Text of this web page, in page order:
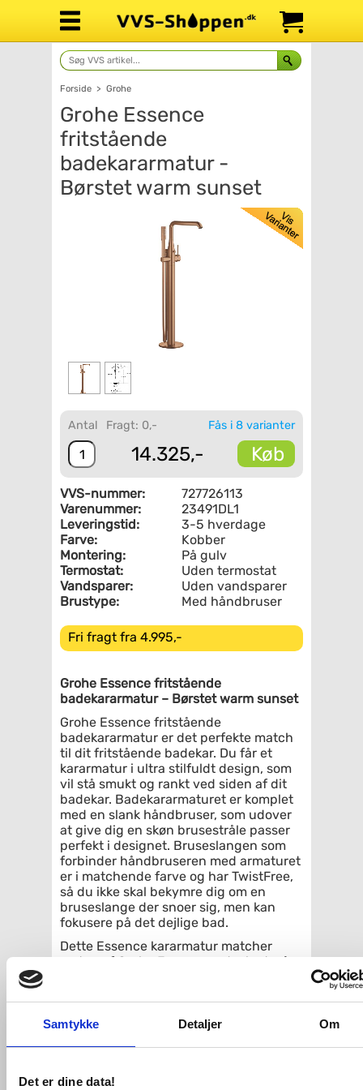
Samtykke Detaljer Om
Det er dine data!
Forside > Grohe
Grohe Essence
fritstående
badekararmatur -
Børstet warm sunset
Fås i 8 varianter
Antal Fragt: 0,-
14.325,- Køb
VVS-nummer:
727726113
Varenummer:
23491DL1
Leveringstid:
3-5 hverdage
Farve:
Kobber
Montering:
På gulv
Termostat:
Uden termostat
Vandsparer:
Uden vandsparer
Brustype:
Med håndbruser
Fri fragt fra 4.995,-
Grohe Essence fritstående
badekararmatur – Børstet warm sunset
Grohe Essence fritstående
badekararmatur er det perfekte match
til dit fritstående badekar. Du får et
kararmatur i ultra stilfuldt design, som
vil stå smukt og rankt ved siden af dit
badekar. Badekararmaturet er komplet
med en slank håndbruser, som udover
at give dig en skøn brusestråle passer
perfekt i designet. Bruseslangen som
forbinder håndbruseren med armaturet
er i matchende farve og har TwistFree,
så du ikke skal bekymre dig om en
bruseslange der snoer sig, men kan
fokusere på det dejlige bad.
Dette Essence kararmatur matcher
resten af Grohe Essence-udvalget, så
Specifikationer:
indbygningsdele købes separat
patron